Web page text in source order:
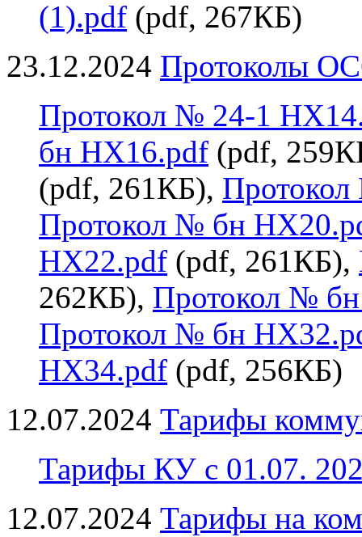
(1).pdf (pdf, 267КБ)
23.12.2024 Протоколы
Протокол № 24-1
бн НХ16.pdf (pdf,
(pdf, 261КБ),
Протокол № бн
НХ22.pdf (pdf, 261КБ),
262КБ), Протокол №
Протокол № бн
НХ34.pdf (pdf, 256КБ)
12.07.2024 Тарифы
Тарифы КУ с 01.07.
12.07.2024 Тарифы на